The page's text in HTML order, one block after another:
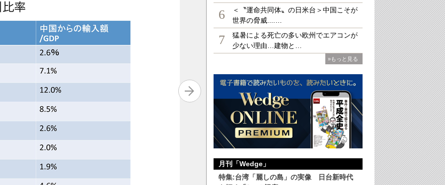
6
＜〝運命共同体〟の日米台＞中国こそが
世界の脅威....…
7
猛暑による死亡の多い欧州でエアコンが
少ない理由…建物と…
»もっと見る
月刊「Wedge」
特集:台湾「麗しの島」の実像 日台新時代